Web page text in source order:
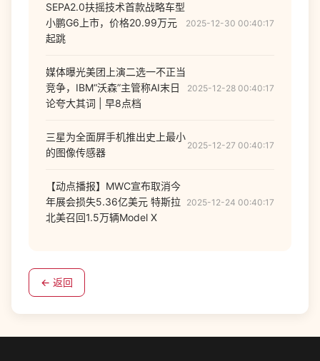
SEPA2.0扶摇技术首款战略车型
小鹏G6上市，价格20.99万元
起跳
2025-12-30 00:40:17
媒体曝光美团上演二选一不正当
竞争，IBM“沃森”主管称AI末日
论夸大其词 | 早8点档
2025-12-28 00:40:17
三星为全面屏手机推出史上最小
的图像传感器
2025-12-27 00:40:17
【动点播报】MWC宣布取消今
年展会损失5.36亿美元 特斯拉
北美召回1.5万辆Model X
2025-12-24 00:40:17
← 返回